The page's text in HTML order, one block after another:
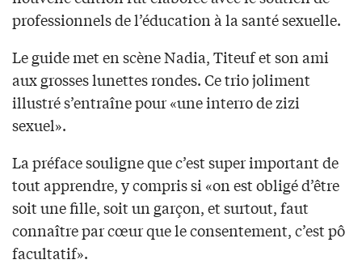
professionnels de l’éducation à la santé sexuelle.
Le guide met en scène Nadia, Titeuf et son ami
aux grosses lunettes rondes. Ce trio joliment
illustré s’entraîne pour «une interro de zizi
sexuel».
La préface souligne que c’est super important de
tout apprendre, y compris si «on est obligé d’être
soit une fille, soit un garçon, et surtout, faut
connaître par cœur que le consentement, c’est pô
facultatif».